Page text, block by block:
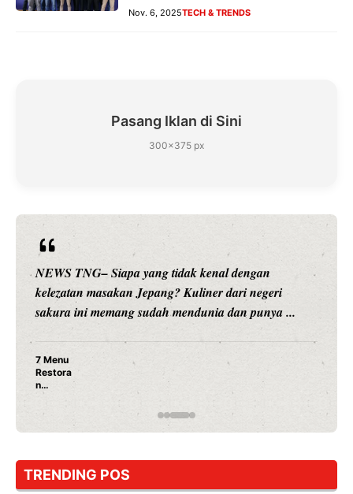
Nov. 6, 2025TECH & TRENDS
Pasang Iklan di Sini
300×375 px
NEWS TNG– Siapa sangka, dua nama besar di
hiburan, Nunung Srimulat dan Vicky Prasetyo,
merambah dunia kuliner dengan ...
Nunung Srimulat & Vicky Prasetyo Buka
Rahasia Mami Bikin Nagih!
TRENDING POS